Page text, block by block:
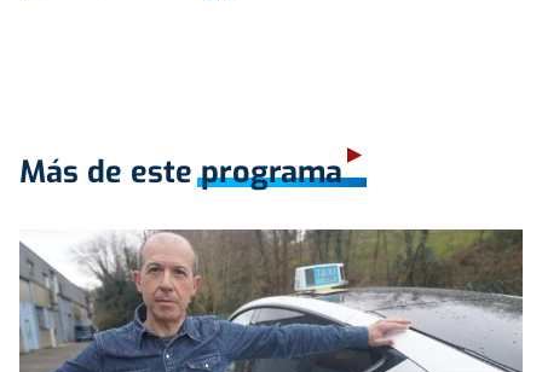
Más de este programa